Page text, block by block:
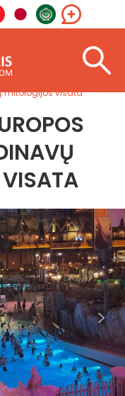
mitologijos visata
>